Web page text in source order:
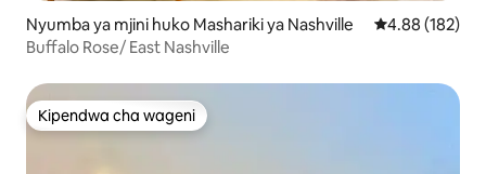
Nyumba ya mjini huko Mashariki ya Nashville Ukadiriaji wa
4.88 (182)
Buffalo Rose/ East Nashville
Kipendwa cha wageni
Kipendwa cha wageni